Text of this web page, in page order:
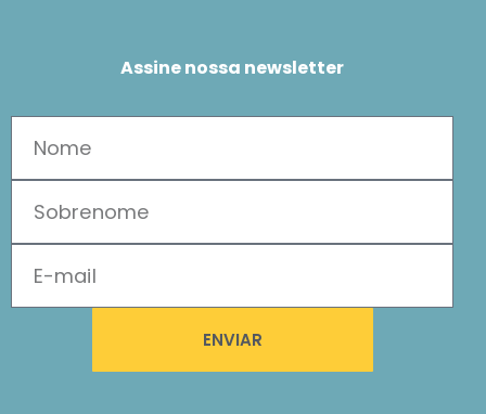
Assine nossa newsletter
ENVIAR